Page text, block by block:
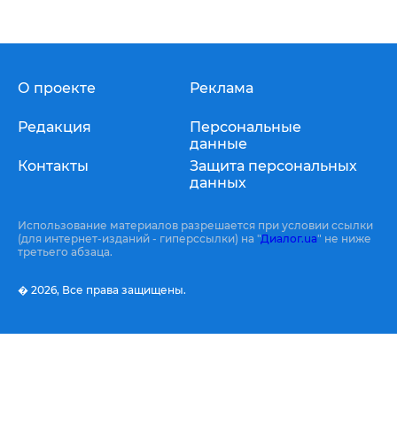
О проекте
Редакция
Контакты
Реклама
Персональные
данные
Защита персональных
данных
Использование материалов разрешается при условии ссылки
(для интернет-изданий - гиперссылки) на "Диалог.ua" не ниже
третьего абзаца.
� 2026, Все права защищены.